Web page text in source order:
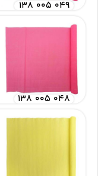
۱۳۸ ۰۰۵ ۰۴۹
۱۳۸ ۰۰۵ ۰۴۸